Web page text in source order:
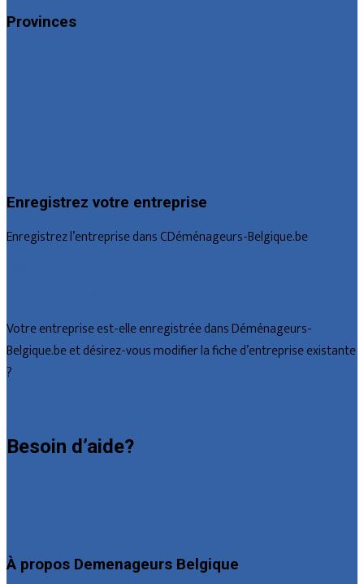
Provinces
Enregistrez votre entreprise
Enregistrez l’entreprise dans CDéménageurs-Belgique.be
Votre entreprise est-elle enregistrée dans Déménageurs-
Belgique.be et désirez-vous modifier la fiche d’entreprise existante
?
Besoin d’aide?
À propos Demenageurs Belgique